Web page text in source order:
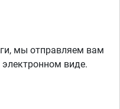
мы отправляем вам
виде.